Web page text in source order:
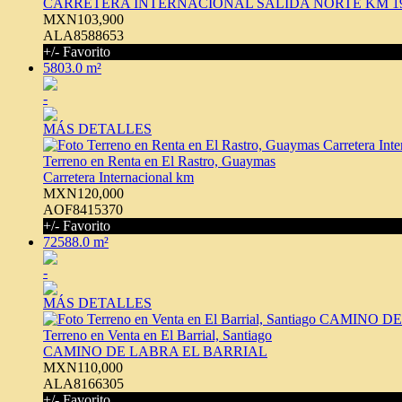
CARRETERA INTERNACIONAL SALIDA NORTE KM
MXN103,900
ALA8588653
+/- Favorito
5803.0 m²
-
MÁS DETALLES
Terreno en Renta en El Rastro, Guaymas
Carretera Internacional km
MXN120,000
AOF8415370
+/- Favorito
72588.0 m²
-
MÁS DETALLES
Terreno en Venta en El Barrial, Santiago
CAMINO DE LABRA EL BARRIAL
MXN110,000
ALA8166305